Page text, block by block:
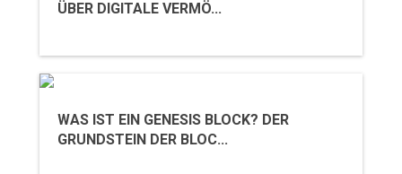
ÜBER DIGITALE VERMÖ...
WAS IST EIN GENESIS BLOCK? DER
GRUNDSTEIN DER BLOC...